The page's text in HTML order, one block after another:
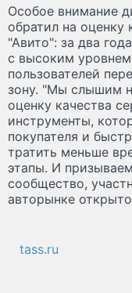
Особое внимание
обратил на оценку
"Авито": за два
с высоким
пользователей
зону. "Мы слышим
оценку качества
инструменты,
покупателя и
тратить меньше
этапы. И
сообщество,
авторынке
tass.ru